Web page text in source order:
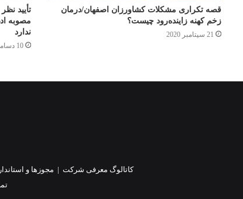
قصه تکراری مشکلات کشاورزان اصفهان/درمان
زخم کهنه زاینده‌رود چیست؟
21 سپتامبر 2020
تأیید
مصوبه
ندارد
10 دسامبر 2020
کاتالوگ معرفی شرکت | مجوزها و